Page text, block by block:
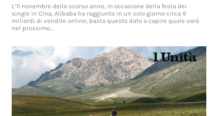
L’11 novembre dello scorso anno, in occasione della festa dei
single in Cina, Alibaba ha raggiunto in un solo giorno circa 9
miliardi di vendite online; basta questo dato a capire quale sarà
nel prossimo…